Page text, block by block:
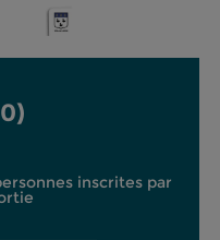
inscrites par